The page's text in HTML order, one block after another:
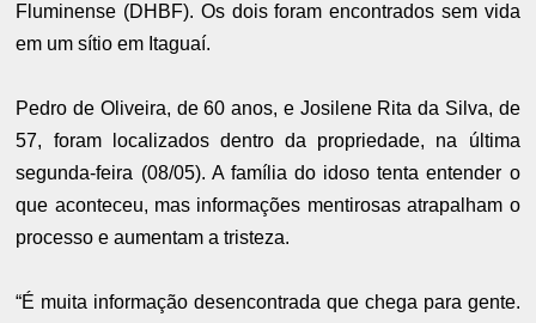
Fluminense (DHBF). Os dois foram encontrados sem vida
em um sítio em Itaguaí.
Pedro de Oliveira, de 60 anos, e Josilene Rita da Silva, de
57, foram localizados dentro da propriedade, na última
segunda-feira (08/05). A família do idoso tenta entender o
que aconteceu, mas informações mentirosas atrapalham o
processo e aumentam a tristeza.
“É muita informação desencontrada que chega para gente.